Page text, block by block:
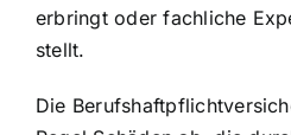
erbringt oder fachliche
stellt.
Die